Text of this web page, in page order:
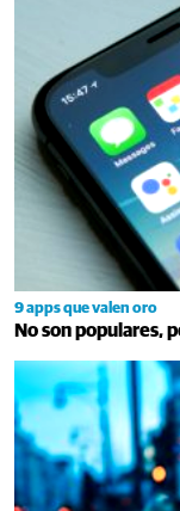
9 apps que valen oro
No son populares,